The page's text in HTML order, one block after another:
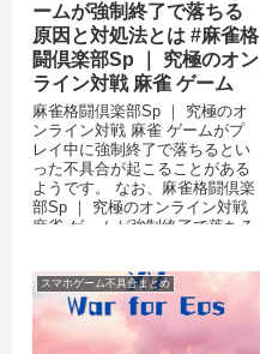
ームが強制終了で落ちる
原因と対処法とは #麻雀格
闘倶楽部Sp ｜ 究極のオン
ライン対戦 麻雀 ゲーム
麻雀格闘倶楽部Sp ｜ 究極のオ
ンライン対戦 麻雀 ゲームがプ
レイ中に強制終了で落ちるとい
った不具合が起こることがある
ようです。 なお、麻雀格闘倶楽
部Sp ｜ 究極のオンライン対戦
麻雀 ゲームが強制終了で落ちる
スマホゲーム不具合まとめ